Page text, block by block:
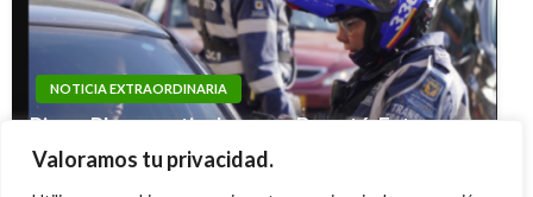
Valoramos tu privacidad.
NOTICIA EXTRAORDINARIA
Pico y Placa particulares en Bogotá: Este
miércoles 4 de septiembre No pueden circular